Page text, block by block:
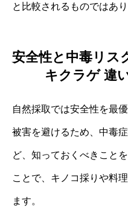
と比較されるものではあり
安全性と中毒リス
キクラゲ 違
自然採取では安全性を最
被害を避けるため、中毒
ど、知っておくべきこと
ことで、キノコ採りや料
ます。